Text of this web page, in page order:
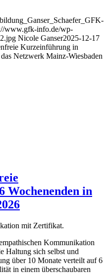
www.gfk-info.de/wp-
Nicole Ganser2025-12-17
Kurzeinführung in
Netzwerk Mainz-Wiesbaden
Wochenenden in
mit Zertifikat.
Kommunikation
Haltung sich selbst und
über 10 Monate verteilt auf 6
in einem überschaubaren